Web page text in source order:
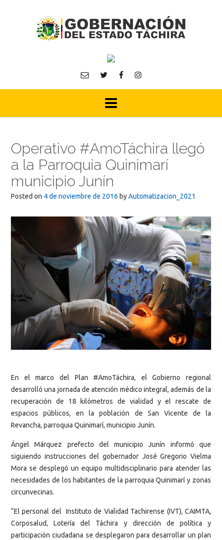
Operativo #AmoTáchira llegó
a la Parroquia Quinimarí
municipio Junín
Posted on 4 de noviembre de 2016 byAutomatizacion_2021
En el marco del Plan #AmoTáchira, el Gobierno regional
desarrolló una jornada de atención médico integral, además de la
recuperación de 18 kilómetros de vialidad y el rescate de
espacios públicos, en la población de San Vicente de la
Revancha, parroquia Quinimarí, municipio Junín.
Ángel Márquez prefecto del municipio Junín informó que
siguiendo instrucciones del gobernador José Gregorio Vielma
Mora se desplegó un equipo multidisciplinario para atender las
necesidades de los habitantes de la parroquia Quinimarí y zonas
circunvecinas.
“El personal del Instituto de Vialidad Tachirense (IVT), CAIMTA,
Corposalud, Lotería del Táchira y dirección de política y
participación ciudadana se desplegaron para desarrollar un plan